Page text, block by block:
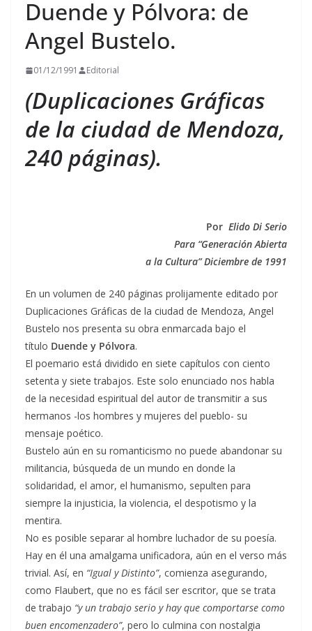
Duende y Pólvora: de
Angel Bustelo.
01/12/1991 Editorial
(Duplicaciones Gráficas
de la ciudad de Mendoza,
240 páginas).
Por Elido Di Serio
Para “Generación Abierta
a la Cultura” Diciembre de 1991
En un volumen de 240 páginas prolijamente editado por
Duplicaciones Gráficas de la ciudad de Mendoza, Angel
Bustelo nos presenta su obra enmarcada bajo el
título Duende y Pólvora.
El poemario está dividido en siete capítulos con ciento
setenta y siete trabajos. Este solo enunciado nos habla
de la necesidad espiritual del autor de transmitir a sus
hermanos -los hombres y mujeres del pueblo- su
mensaje poético.
Bustelo aún en su romanticismo no puede abandonar su
militancia, búsqueda de un mundo en donde la
solidaridad, el amor, el humanismo, sepulten para
siempre la injusticia, la violencia, el despotismo y la
mentira.
No es posible separar al hombre luchador de su poesía.
Hay en él una amalgama unificadora, aún en el verso más
trivial. Así, en “Igual y Distinto”, comienza asegurando,
como Flaubert, que no es fácil ser escritor, que se trata
de trabajo “y un trabajo serio y hay que comportarse como
buen encomenzadero”, pero lo culmina con nostalgia